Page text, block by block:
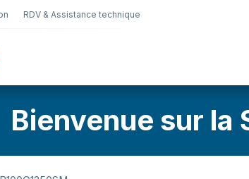
RDV & Assistance technique
Bienvenue sur la